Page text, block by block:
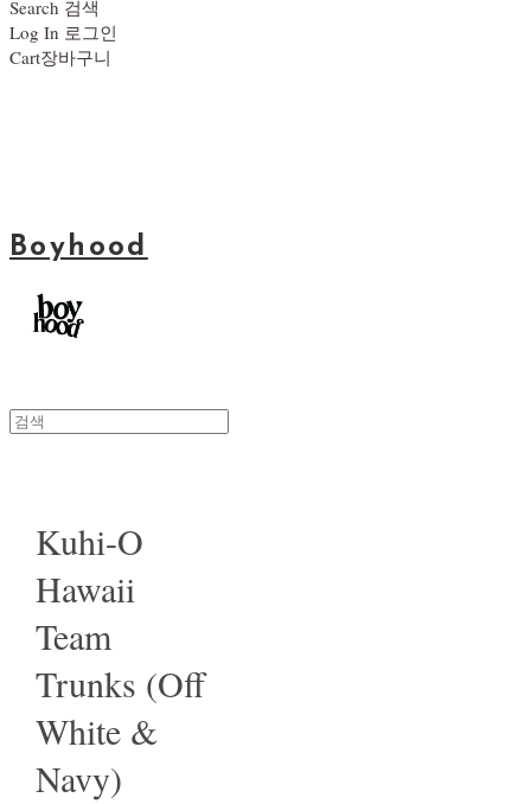
Search 검색
Log In 로그인
Cart장바구니
Boyhood
Kuhi-O
Hawaii
Team
Trunks (Off
White &
Navy)